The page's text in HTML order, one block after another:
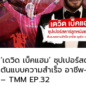
‘เดวิด เบ็คแฮม’ ซุปเปอ
ต้นแบบความสำเร็จ อาชี
– TMM EP.32